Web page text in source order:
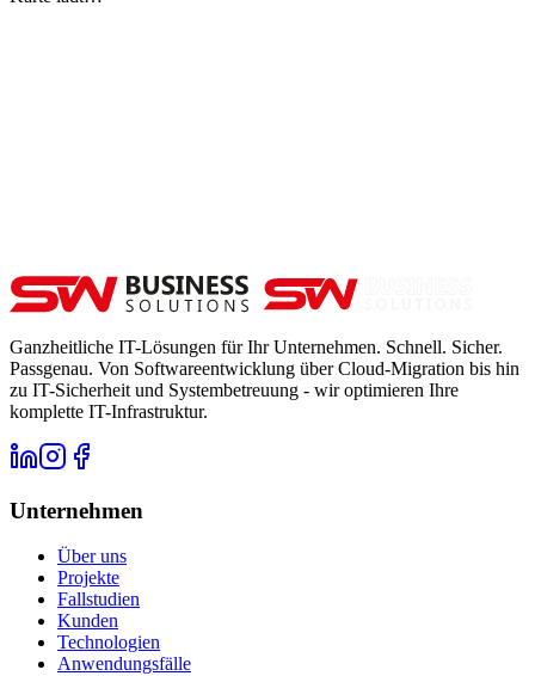
Ganzheitliche IT-Lösungen für Ihr Unternehmen. Schnell. Sicher.
Passgenau. Von Softwareentwicklung über Cloud-Migration bis hin
zu IT-Sicherheit und Systembetreuung - wir optimieren Ihre
komplette IT-Infrastruktur.
Unternehmen
Über uns
Projekte
Fallstudien
Kunden
Technologien
Anwendungsfälle